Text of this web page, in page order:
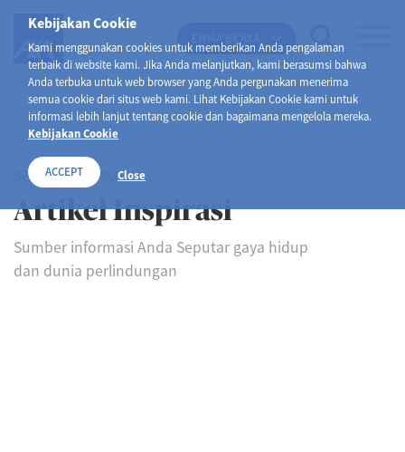
Kebijakan Cookie
Kami menggunakan cookies untuk memberikan Anda pengalaman
terbaik di website kami. Jika Anda melanjutkan, kami berasumsi bahwa
Anda terbuka untuk web browser yang Anda pergunakan menerima
semua cookie dari situs web kami. Lihat Kebijakan Cookie kami untuk
informasi lebih lanjut tentang cookie dan bagaimana mengelola mereka.
Kebijakan Cookie
ACCEPT Close
SELAMAT DATANG DI
Artikel Inspirasi
Sumber informasi Anda Seputar gaya hidup
dan dunia perlindungan